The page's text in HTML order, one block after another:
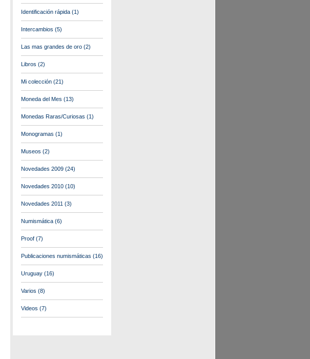
Identificación rápida (1)
Intercambios (5)
Las mas grandes de oro (2)
Libros (2)
Mi colección (21)
Moneda del Mes (13)
Monedas Raras/Curiosas (1)
Monogramas (1)
Museos (2)
Novedades 2009 (24)
Novedades 2010 (10)
Novedades 2011 (3)
Numismática (6)
Proof (7)
Publicaciones numismáticas (16)
Uruguay (16)
Varios (8)
Videos (7)